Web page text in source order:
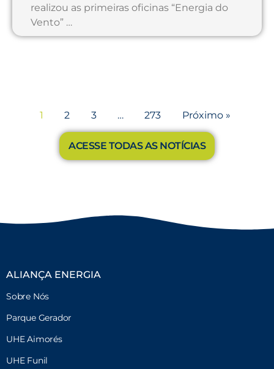
realizou as primeiras oficinas “Energia do
Vento” …
1 2 3 … 273 Próximo »
ACESSE TODAS AS NOTÍCIAS
ALIANÇA ENERGIA
Sobre Nós
Parque Gerador
UHE Aimorés
UHE Funil